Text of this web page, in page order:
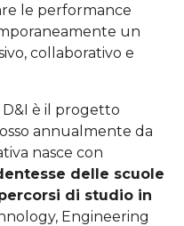
le performance
un
collaborativo e
è il progetto
annualmente da
nasce con
delle scuole
di studio in
Engineering